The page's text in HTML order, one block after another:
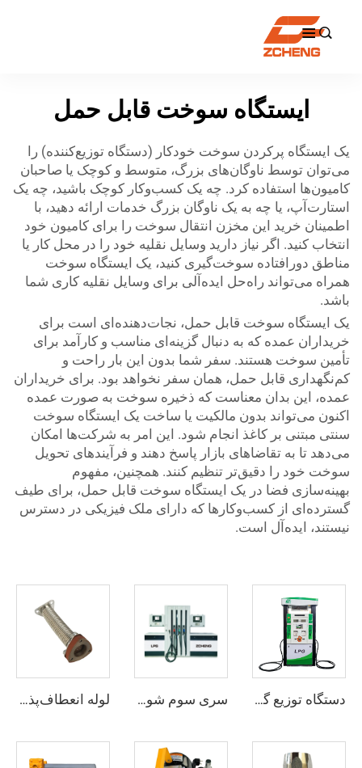

ایستگاه سوخت قابل حمل
یک ایستگاه پرکردن سوخت خودکار (دستگاه توزیع‌کننده) را
می‌توان توسط ناوگان‌های بزرگ، متوسط و کوچک یا صاحبان
کامیون‌ها استفاده کرد. چه یک کسب‌وکار کوچک باشید، چه یک
استارت‌آپ، یا چه به یک ناوگان بزرگ خدمات ارائه دهید، با
اطمینان خرید این مخزن انتقال سوخت را برای کامیون خود
انتخاب کنید. اگر نیاز دارید وسایل نقلیه خود را در محل کار یا
مناطق دورافتاده سوخت‌گیری کنید، یک ایستگاه سوخت
همراه می‌تواند راه‌حل ایده‌آلی برای وسایل نقلیه کاری شما
باشد.
یک ایستگاه سوخت قابل حمل، نجات‌دهنده‌ای است برای
خریداران عمده که به دنبال گزینه‌ای مناسب و کارآمد برای
تأمین سوخت هستند. سفر شما بدون این بار راحت و
کم‌نگهداری قابل حمل، همان سفر نخواهد بود. برای خریداران
عمده، این بدان معناست که ذخیره سوخت به صورت عمده
اکنون می‌تواند بدون مالکیت یا ساخت یک ایستگاه سوخت
سنتی مبتنی بر کاغذ انجام شود. این امر به شرکت‌ها امکان
می‌دهد تا به تقاضاهای بازار پاسخ دهند و فرآیندهای تحویل
سوخت خود را دقیق‌تر تنظیم کنند. همچنین، مفهوم
بهینه‌سازی فضا در یک ایستگاه سوخت قابل حمل، برای طیف
گسترده‌ای از کسب‌وکارها که دارای ملک فیزیکی در دسترس
نیستند، ایده‌آل است.
دستگاه توزیع گاز مایع (LPG) سری سوم شوالیه لوله انعطاف‌پذیر ZCFP-01